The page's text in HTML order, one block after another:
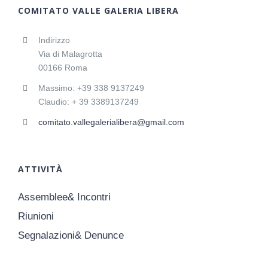
COMITATO VALLE GALERIA LIBERA
Indirizzo
Via di Malagrotta
00166 Roma
Massimo: +39 338 9137249
Claudio: + 39 3389137249
comitato.vallegalerialibera@gmail.com
ATTIVITÀ
Assemblee& Incontri
Riunioni
Segnalazioni& Denunce